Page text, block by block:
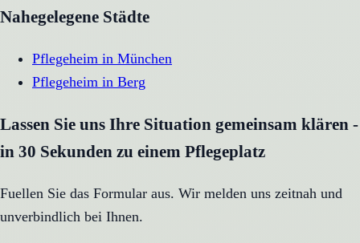
Nahegelegene Städte
Pflegeheim in München
Pflegeheim in Berg
Lassen Sie uns Ihre Situation gemeinsam klären -
in 30 Sekunden zu einem Pflegeplatz
Fuellen Sie das Formular aus. Wir melden uns zeitnah und
unverbindlich bei Ihnen.